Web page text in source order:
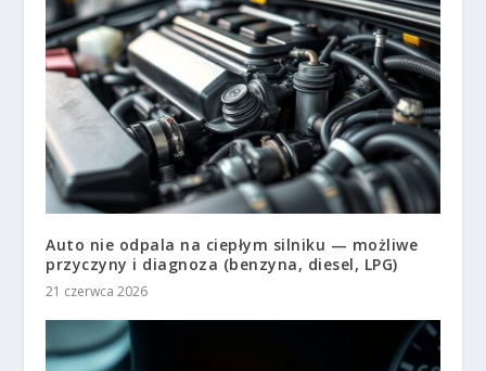
Auto nie odpala na ciepłym silniku — możliwe
przyczyny i diagnoza (benzyna, diesel, LPG)
21 czerwca 2026